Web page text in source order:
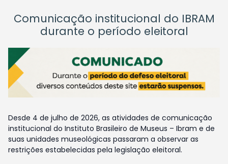
Comunicação institucional do IBRAM
durante o período eleitoral
Desde 4 de julho de 2026, as atividades de comunicação
institucional do Instituto Brasileiro de Museus – Ibram e de
suas unidades museológicas passaram a observar as
restrições estabelecidas pela legislação eleitoral.